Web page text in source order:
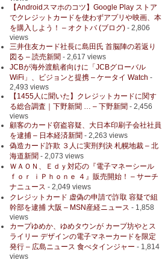
【Androidスマホのコツ】Google Play ストア
でクレジットカードを使わずアプリや映画、本
を購入しよう！ – オクトバ (ブログ) - 2,806
views
三井住友カード社長に島田氏 首脳陣の若返り
図る – 読売新聞 - 2,617 views
JCBが海外渡航者向けに「JCBグローバル
WiFi」、ビジョンと提携 – ケータイ Watch -
2,493 views
【1455人に聞いた】クレジットカードに関す
る総合調査｜下野新聞 … – 下野新聞 - 2,456
views
顧客のカード窃盗容疑、大日本印刷子会社社員
を逮捕 – 日本経済新聞 - 2,263 views
偽造カード詐欺 ３人に実刑判決 札幌地裁 – 北
海道新聞 - 2,073 views
ＷＡＯＮ、Ｅｄｙ対応の『電子マネーシール
ｆｏｒ ｉＰｈｏｎｅ ４』販売開始！ – サーチ
ナニュース - 2,049 views
クレジットカード 虚偽の申請で詐取 容疑で組
幹部を逮捕 大阪 – MSN産経ニュース - 1,858
views
カープゆめか、ゆめタウンが カープ坊やとス
ライリー デザインの電子マネーカードを限定
発行 – 広島ニュース 食べタインジャー - 1,814
views